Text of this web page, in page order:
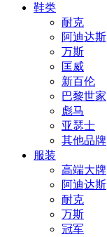
鞋类
耐克
阿迪达斯
万斯
匡威
新百伦
巴黎世家
彪马
亚瑟士
其他品牌
服装
高端大牌
阿迪达斯
耐克
万斯
冠军